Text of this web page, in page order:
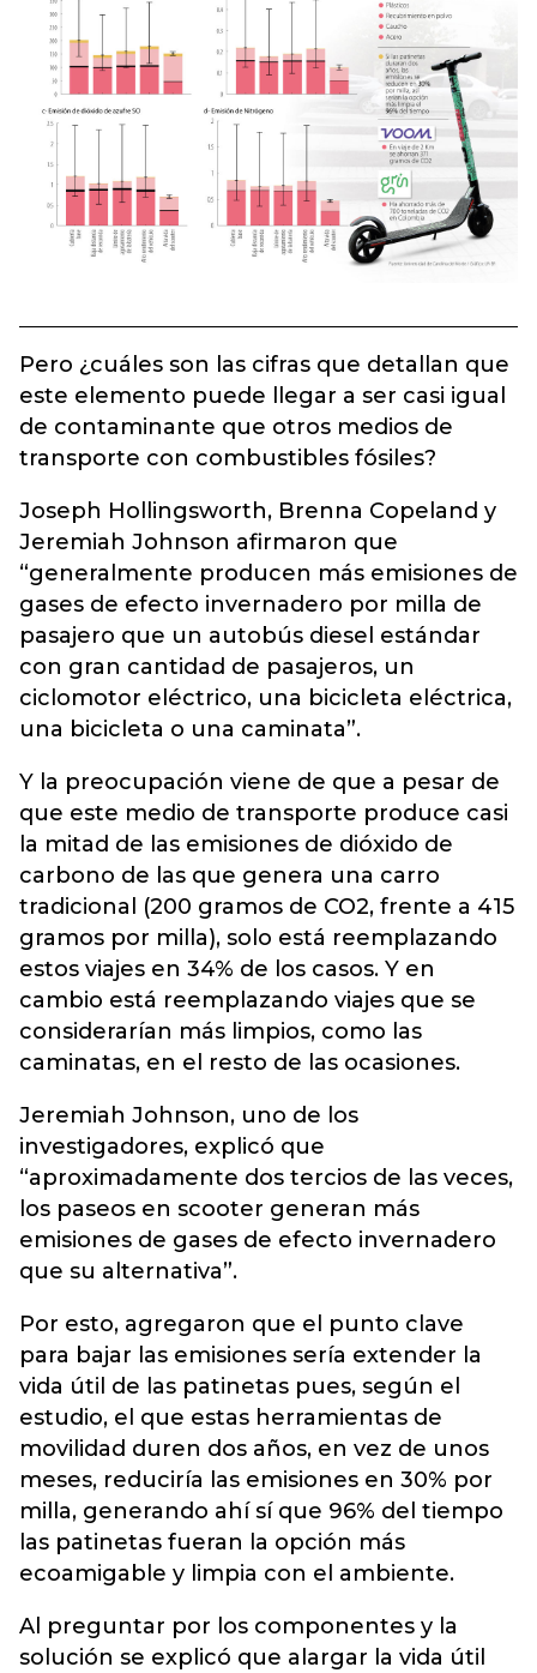
Pero ¿cuáles son las cifras que detallan que
este elemento puede llegar a ser casi igual
de contaminante que otros medios de
transporte con combustibles fósiles?
Joseph Hollingsworth, Brenna Copeland y
Jeremiah Johnson afirmaron que
“generalmente producen más emisiones de
gases de efecto invernadero por milla de
pasajero que un autobús diesel estándar
con gran cantidad de pasajeros, un
ciclomotor eléctrico, una bicicleta eléctrica,
una bicicleta o una caminata”.
Y la preocupación viene de que a pesar de
que este medio de transporte produce casi
la mitad de las emisiones de dióxido de
carbono de las que genera una carro
tradicional (200 gramos de CO2, frente a 415
gramos por milla), solo está reemplazando
estos viajes en 34% de los casos. Y en
cambio está reemplazando viajes que se
considerarían más limpios, como las
caminatas, en el resto de las ocasiones.
Jeremiah Johnson, uno de los
investigadores, explicó que
“aproximadamente dos tercios de las veces,
los paseos en scooter generan más
emisiones de gases de efecto invernadero
que su alternativa”.
Por esto, agregaron que el punto clave
para bajar las emisiones sería extender la
vida útil de las patinetas pues, según el
estudio, el que estas herramientas de
movilidad duren dos años, en vez de unos
meses, reduciría las emisiones en 30% por
milla, generando ahí sí que 96% del tiempo
las patinetas fueran la opción más
ecoamigable y limpia con el ambiente.
Al preguntar por los componentes y la
solución se explicó que alargar la vida útil